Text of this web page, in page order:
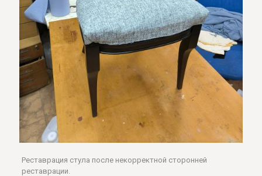
Реставрация стула после некорректной сторонней
реставрации.